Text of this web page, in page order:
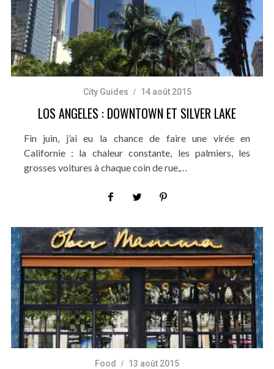
City Guides 14 août 2015
LOS ANGELES : DOWNTOWN ET SILVER LAKE
Fin juin, j’ai eu la chance de faire une virée en
Californie : la chaleur constante, les palmiers, les
grosses voitures à chaque coin de rue,…
Food 13 août 2015